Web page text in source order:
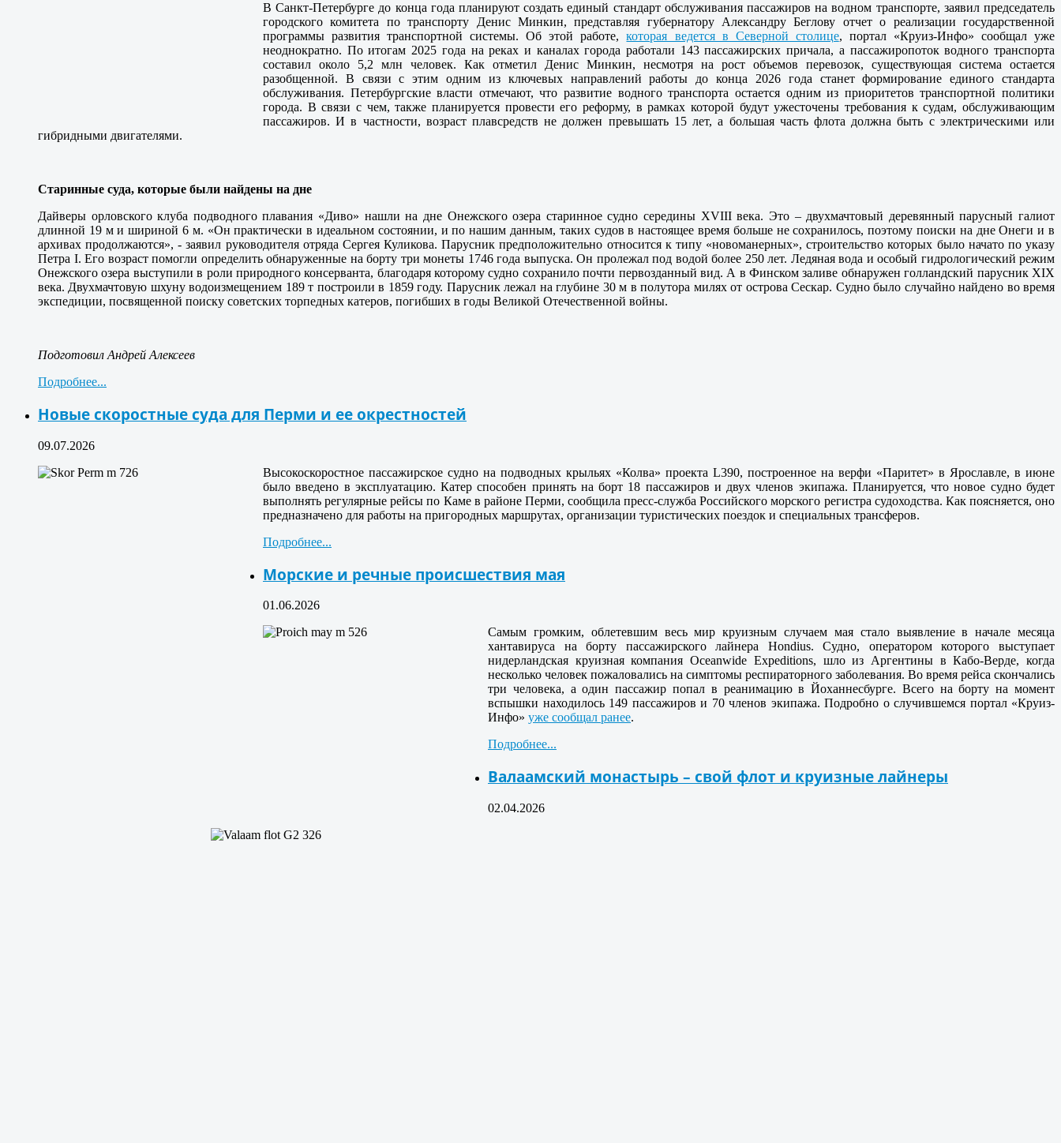
В Санкт-Петербурге до конца года планируют создать единый стандарт обслуживания пассажиров на водном транспорте, заявил председатель
городского комитета по транспорту Денис Минкин, представляя губернатору Александру Беглову отчет о реализации государственной
программы развития транспортной системы. Об этой работе,которая ведется в Северной столице, портал «Круиз-Инфо» сообщал уже
неоднократно. По итогам 2025 года на реках и каналах города работали 143 пассажирских причала, а пассажиропоток водного транспорта
составил около 5,2 млн человек. Как отметил Денис Минкин, несмотря на рост объемов перевозок, существующая система остается
разобщенной. В связи с этим одним из ключевых направлений работы до конца 2026 года станет формирование единого стандарта
обслуживания. Петербургские власти отмечают, что развитие водного транспорта остается одним из приоритетов транспортной политики
города. В связи с чем, также планируется провести его реформу, в рамках которой будут ужесточены требования к судам, обслуживающим
пассажиров. И в частности, возраст плавсредств не должен превышать 15 лет, а большая часть флота должна быть с электрическими или
гибридными двигателями.
Старинные суда, которые были найдены на дне
Дайверы орловского клуба подводного плавания «Диво» нашли на дне Онежского озера старинное судно середины XVIII века. Это – двухмачтовый деревянный парусный галиот
длинной 19 м и шириной 6 м. «Он практически в идеальном состоянии, и по нашим данным, таких судов в настоящее время больше не сохранилось, поэтому поиски на дне Онеги и в
архивах продолжаются», - заявил руководителя отряда Сергея Куликова. Парусник предположительно относится к типу «новоманерных», строительство которых было начато по указу
Петра I. Его возраст помогли определить обнаруженные на борту три монеты 1746 года выпуска. Он пролежал под водой более 250 лет. Ледяная вода и особый гидрологический режим
Онежского озера выступили в роли природного консерванта, благодаря которому судно сохранило почти первозданный вид. А в Финском заливе обнаружен голландский парусник ХIХ
века. Двухмачтовую шхуну водоизмещением 189 т построили в 1859 году. Парусник лежал на глубине 30 м в полутора милях от острова Сескар. Судно было случайно найдено во время
экспедиции, посвященной поиску советских торпедных катеров, погибших в годы Великой Отечественной войны.
Подготовил Андрей Алексеев
Подробнее...
Новые скоростные суда для Перми и ее окрестностей
09.07.2026
Высокоскоростное пассажирское судно на подводных крыльях «Колва» проекта L390, построенное на верфи «Паритет» в Ярославле, в июне
было введено в эксплуатацию. Катер способен принять на борт 18 пассажиров и двух членов экипажа. Планируется, что новое судно будет
выполнять регулярные рейсы по Каме в районе Перми, сообщила пресс-служба Российского морского регистра судоходства. Как поясняется, оно
предназначено для работы на пригородных маршрутах, организации туристических поездок и специальных трансферов.
Подробнее...
Морские и речные происшествия мая
01.06.2026
Самым громким, облетевшим весь мир круизным случаем мая стало выявление в начале месяца
хантавируса на борту пассажирского лайнера Hondius. Судно, оператором которого выступает
нидерландская круизная компания Oceanwide Expeditions, шло из Аргентины в Кабо-Верде, когда
несколько человек пожаловались на симптомы респираторного заболевания. Во время рейса скончались
три человека, а один пассажир попал в реанимацию в Йоханнесбурге. Всего на борту на момент
вспышки находилось 149 пассажиров и 70 членов экипажа. Подробно о случившемся портал «Круиз-
Инфо» уже сообщал ранее.
Подробнее...
Валаамский монастырь – свой флот и круизные лайнеры
02.04.2026